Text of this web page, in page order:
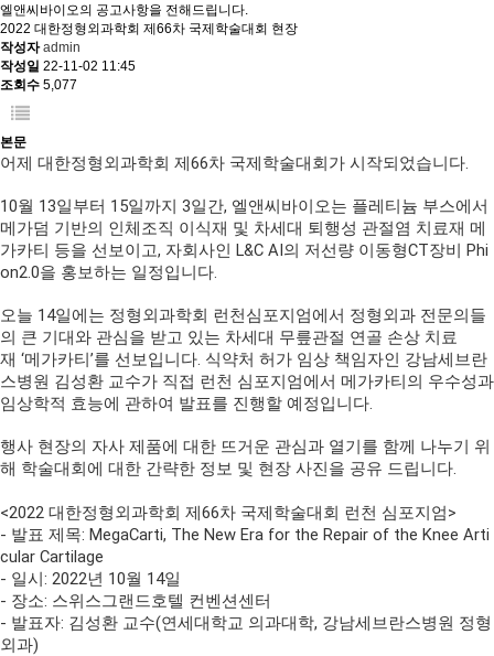
엘앤씨바이오의 공고사항을 전해드립니다.
2022 대한정형외과학회 제66차 국제학술대회 현장
작성자admin
작성일 22-11-02 11:45
조회수 5,077
본문
어제 대한정형외과학회 제66차 국제학술대회가 시작되었습니다.
10월 13일부터 15일까지 3일간, 엘앤씨바이오는 플레티늄 부스에서
메가덤 기반의 인체조직 이식재 및 차세대 퇴행성 관절염 치료재 메
가카티 등을 선보이고, 자회사인 L&C AI의 저선량 이동형CT장비 Phi
on2.0을 홍보하는 일정입니다.
오늘 14일에는 정형외과학회 런천심포지엄에서 정형외과 전문의들
의 큰 기대와 관심을 받고 있는 차세대 무릎관절 연골 손상 치료
재 ‘메가카티’를 선보입니다. 식약처 허가 임상 책임자인 강남세브란
스병원 김성환 교수가 직접 런천 심포지엄에서 메가카티의 우수성과
임상학적 효능에 관하여 발표를 진행할 예정입니다.
행사 현장의 자사 제품에 대한 뜨거운 관심과 열기를 함께 나누기 위
해 학술대회에 대한 간략한 정보 및 현장 사진을 공유 드립니다.
<2022 대한정형외과학회 제66차 국제학술대회 런천 심포지엄>
- 발표 제목: MegaCarti, The New Era for the Repair of the Knee Arti
cular Cartilage
- 일시: 2022년 10월 14일
- 장소: 스위스그랜드호텔 컨벤션센터
- 발표자: 김성환 교수(연세대학교 의과대학, 강남세브란스병원 정형
외과)